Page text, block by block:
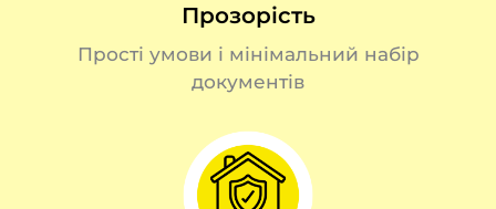
Прозорість
Прості умови і мінімальний набір
документів